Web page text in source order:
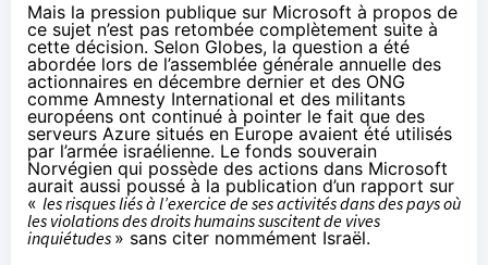
Mais la pression publique sur Microsoft à propos de
ce sujet n’est pas retombée complètement suite à
cette décision. Selon Globes, la question a été
abordée lors de l’assemblée générale annuelle des
actionnaires en décembre dernier et des ONG
comme Amnesty International et des militants
européens ont continué à pointer le fait que des
serveurs Azure situés en Europe avaient été utilisés
par l’armée israélienne. Le fonds souverain
Norvégien qui possède des actions dans Microsoft
aurait aussi poussé à la publication d’un rapport sur
« les risques liés à l’exercice de ses activités dans des pays où
les violations des droits humains suscitent de vives
inquiétudes » sans citer nommément Israël.